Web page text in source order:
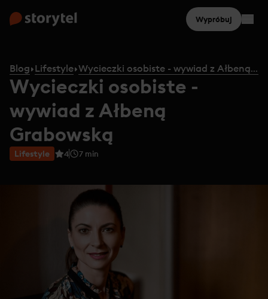
Wypróbuj
Blog Lifestyle Wycieczki osobiste - wywiad z Ałbeną Grabowską
Wycieczki osobiste -
wywiad z Ałbeną
Grabowską
Lifestyle 4 7 min